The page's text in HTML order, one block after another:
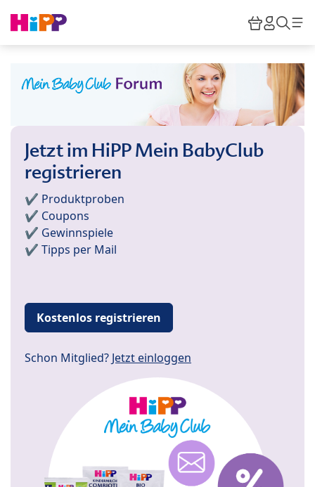
HiPP
Jetzt im HiPP Mein BabyClub
registrieren
✔️ Produktproben
✔️ Coupons
✔️ Gewinnspiele
✔️ Tipps per Mail
Kostenlos registrieren
Schon Mitglied? Jetzt einloggen